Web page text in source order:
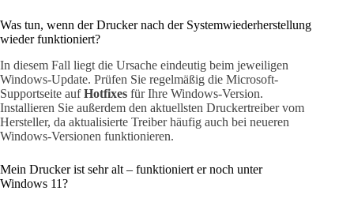
Was tun, wenn der Drucker nach der Systemwiederherstellung
wieder funktioniert?
In diesem Fall liegt die Ursache eindeutig beim jeweiligen
Windows-Update. Prüfen Sie regelmäßig die Microsoft-
Supportseite aufHotfixes für Ihre Windows-Version.
Installieren Sie außerdem den aktuellsten Druckertreiber vom
Hersteller, da aktualisierte Treiber häufig auch bei neueren
Windows-Versionen funktionieren.
Mein Drucker ist sehr alt – funktioniert er noch unter
Windows 11?